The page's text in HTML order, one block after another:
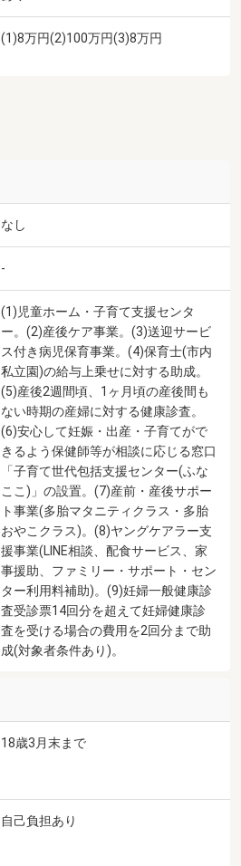
(1)8万円(2)100万円(3)8万円
なし
-
(1)児童ホーム・子育て支援センタ
ー。(2)産後ケア事業。(3)送迎サービ
ス付き病児保育事業。(4)保育士(市内
私立園)の給与上乗せに対する助成。
(5)産後2週間頃、1ヶ月頃の産後間も
ない時期の産婦に対する健康診査。
(6)安心して妊娠・出産・子育てがで
きるよう保健師等が相談に応じる窓口
「子育て世代包括支援センター(ふな
ここ)」の設置。(7)産前・産後サポー
ト事業(多胎マタニティクラス・多胎
おやこクラス)。(8)ヤングケアラー支
援事業(LINE相談、配食サービス、家
事援助、ファミリー・サポート・セン
ター利用料補助)。(9)妊婦一般健康診
査受診票14回分を超えて妊婦健康診
査を受ける場合の費用を2回分まで助
成(対象者条件あり)。
18歳3月末まで
自己負担あり